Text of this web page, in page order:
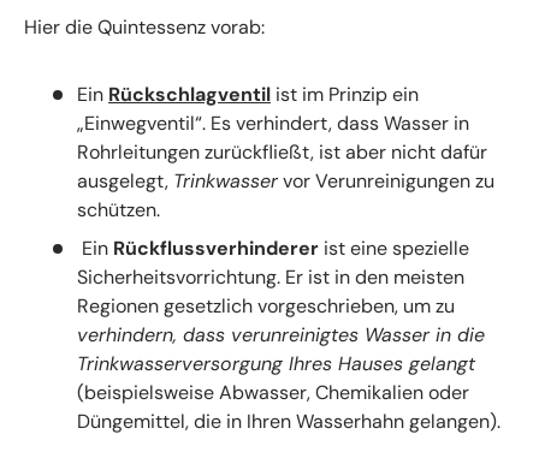
Hier die Quintessenz vorab:
Ein Rückschlagventil ist im Prinzip ein
„Einwegventil“. Es verhindert, dass Wasser in
Rohrleitungen zurückfließt, ist aber nicht dafür
ausgelegt, Trinkwasservor Verunreinigungen zu
schützen.
Ein Rückflussverhinderer ist eine spezielle
Sicherheitsvorrichtung. Er ist in den meisten
Regionen gesetzlich vorgeschrieben, um zu
verhindern, dass verunreinigtes Wasser in die
Trinkwasserversorgung Ihres Hauses gelangt
(beispielsweise Abwasser, Chemikalien oder
Düngemittel, die in Ihren Wasserhahn gelangen).